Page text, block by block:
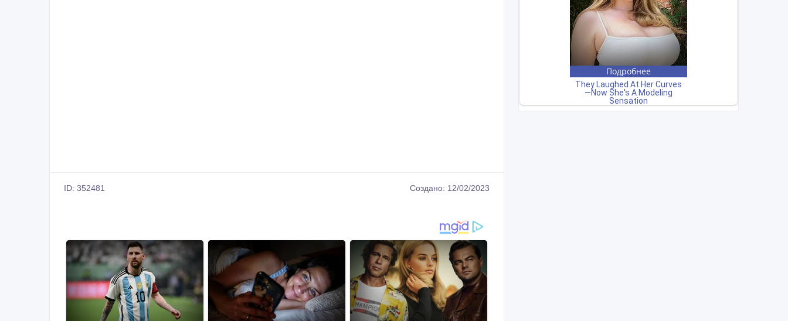
ID: 352481 Создано: 12/02/2023